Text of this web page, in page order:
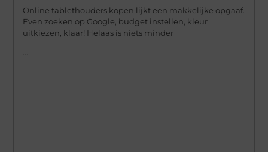
Online tablethouders kopen lijkt een makkelijke opgaaf.
Even zoeken op Google, budget instellen, kleur
uitkiezen, klaar! Helaas is niets minder